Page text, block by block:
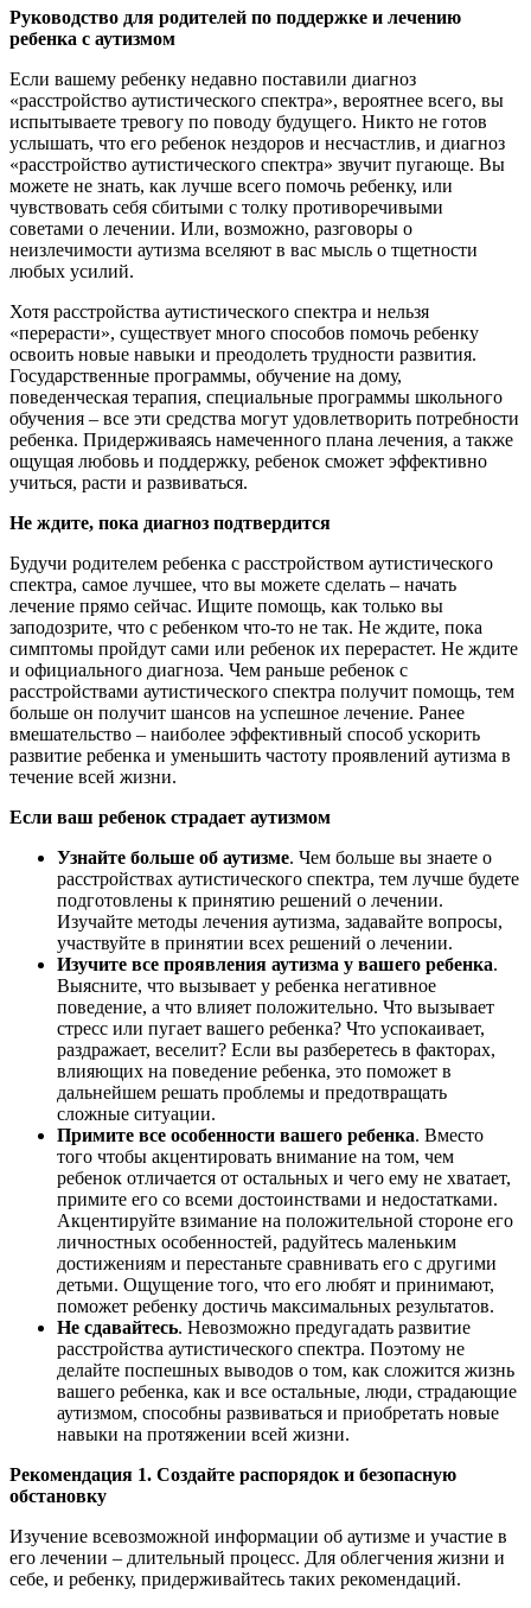
Руководство для родителей по поддержке и лечению
ребенка с аутизмом
Если вашему ребенку недавно поставили диагноз
«расстройство аутистического спектра», вероятнее всего, вы
испытываете тревогу по поводу будущего. Никто не готов
услышать, что его ребенок нездоров и несчастлив, и диагноз
«расстройство аутистического спектра» звучит пугающе. Вы
можете не знать, как лучше всего помочь ребенку, или
чувствовать себя сбитыми с толку противоречивыми
советами о лечении. Или, возможно, разговоры о
неизлечимости аутизма вселяют в вас мысль о тщетности
любых усилий.
Хотя расстройства аутистического спектра и нельзя
«перерасти», существует много способов помочь ребенку
освоить новые навыки и преодолеть трудности развития.
Государственные программы, обучение на дому,
поведенческая терапия, специальные программы школьного
обучения – все эти средства могут удовлетворить потребности
ребенка. Придерживаясь намеченного плана лечения, а также
ощущая любовь и поддержку, ребенок сможет эффективно
учиться, расти и развиваться.
Не ждите, пока диагноз подтвердится
Будучи родителем ребенка с расстройством аутистического
спектра, самое лучшее, что вы можете сделать – начать
лечение прямо сейчас. Ищите помощь, как только вы
заподозрите, что с ребенком что-то не так. Не ждите, пока
симптомы пройдут сами или ребенок их перерастет. Не ждите
и официального диагноза. Чем раньше ребенок с
расстройствами аутистического спектра получит помощь, тем
больше он получит шансов на успешное лечение. Ранее
вмешательство – наиболее эффективный способ ускорить
развитие ребенка и уменьшить частоту проявлений аутизма в
течение всей жизни.
Если ваш ребенок страдает аутизмом
Узнайте больше об аутизме. Чем больше вы знаете о
расстройствах аутистического спектра, тем лучше будете
подготовлены к принятию решений о лечении.
Изучайте методы лечения аутизма, задавайте вопросы,
участвуйте в принятии всех решений о лечении.
Изучите все проявления аутизма у вашего ребенка.
Выясните, что вызывает у ребенка негативное
поведение, а что влияет положительно. Что вызывает
стресс или пугает вашего ребенка? Что успокаивает,
раздражает, веселит? Если вы разберетесь в факторах,
влияющих на поведение ребенка, это поможет в
дальнейшем решать проблемы и предотвращать
сложные ситуации.
Примите все особенности вашего ребенка. Вместо
того чтобы акцентировать внимание на том, чем
ребенок отличается от остальных и чего ему не хватает,
примите его со всеми достоинствами и недостатками.
Акцентируйте взимание на положительной стороне его
личностных особенностей, радуйтесь маленьким
достижениям и перестаньте сравнивать его с другими
детьми. Ощущение того, что его любят и принимают,
поможет ребенку достичь максимальных результатов.
Не сдавайтесь. Невозможно предугадать развитие
расстройства аутистического спектра. Поэтому не
делайте поспешных выводов о том, как сложится жизнь
вашего ребенка, как и все остальные, люди, страдающие
аутизмом, способны развиваться и приобретать новые
навыки на протяжении всей жизни.
Рекомендация 1. Создайте распорядок и безопасную
обстановку
Изучение всевозможной информации об аутизме и участие в
его лечении – длительный процесс. Для облегчения жизни и
себе, и ребенку, придерживайтесь таких рекомендаций.